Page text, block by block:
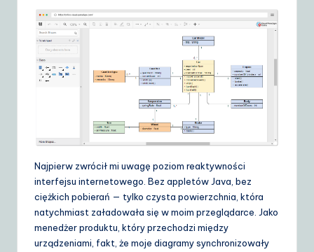
Najpierw zwrócił mi uwagę poziom reaktywności
interfejsu internetowego. Bez appletów Java, bez
ciężkich pobierań — tylko czysta powierzchnia, która
natychmiast załadowała się w moim przeglądarce. Jako
menedżer produktu, który przechodzi między
urządzeniami, fakt, że moje diagramy synchronizowały